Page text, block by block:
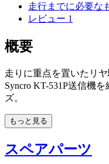
走行までに必要な
レビュー 1
概要
走りに重点を置いたリ
Syncro KT-531P送信機
ズ。
もっと見る
スペアパーツ